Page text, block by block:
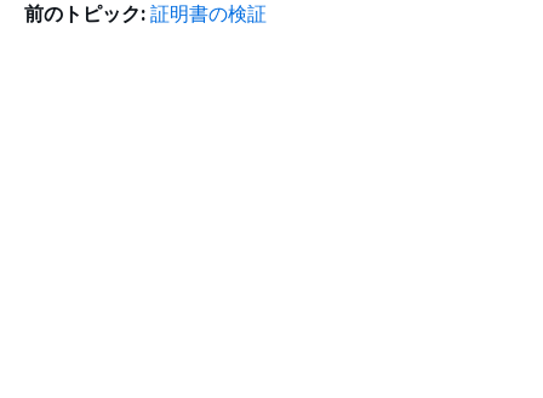
前のトピック: 証明書の検証